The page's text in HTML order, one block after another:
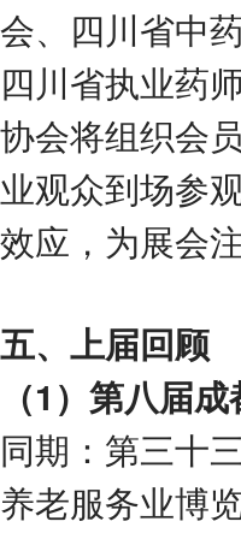
会、四川省中
四川省执业药
协会将组织会
业观众到场参
效应，为展会
五、上届回顾
（1 ）第八届
同期：第三十
养老服务业博